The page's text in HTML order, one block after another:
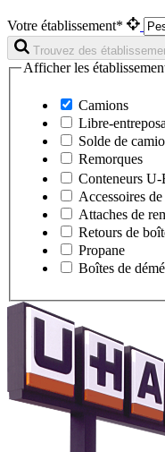
Votre établissement*
Trouvez des
Afficher les
Camions
Libre-
Solde de
Remorques
Conteneurs U-
Accessoires
Attaches de
Retours de
Propane
Boîtes de